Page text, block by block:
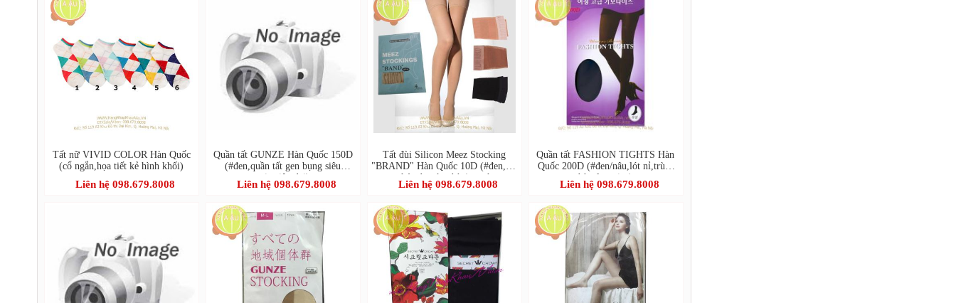
Tất nữ VIVID COLOR Hàn Quốc
(cổ ngắn,họa tiết kẻ hình khối)
Liên hệ 098.679.8008
Quần tất GUNZE Hàn Quốc 150D
(#đen,quần tất gen bụng siêu
mịn,siêu dai)
Liên hệ 098.679.8008
Tất đùi Silicon Meez Stocking
"BRAND" Hàn Quốc 10D (#đen,cát
cháy,da,trùm bàn)-xanh
Liên hệ 098.679.8008
Quần tất FASHION TIGHTS Hàn
Quốc 200D (#đen/nâu,lót nỉ,trùm
bàn,free size)
Liên hệ 098.679.8008